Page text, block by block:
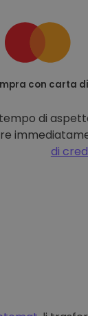
con carta
di
di